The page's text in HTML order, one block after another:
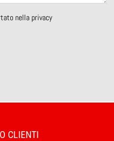
nella privacy
CLIENTI